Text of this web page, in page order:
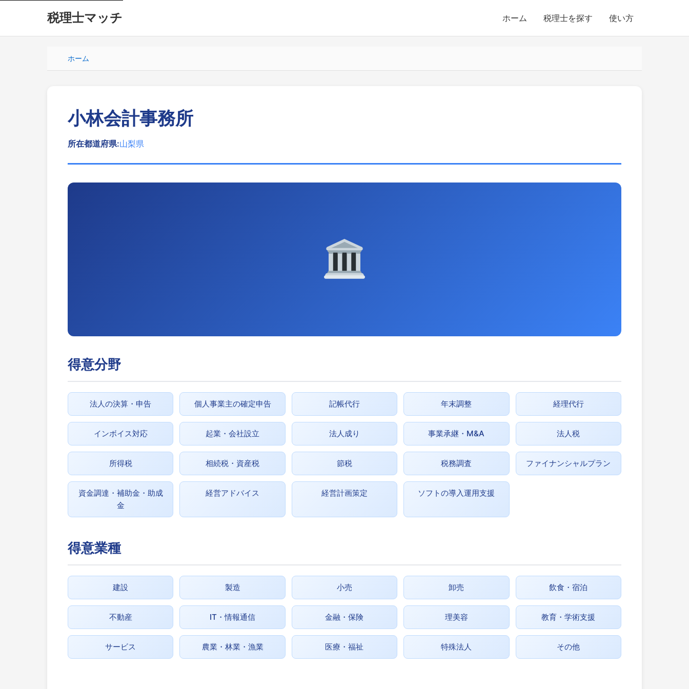
税理士マッチ ホーム 税理士を探す 使い方
ホーム
小林会計事務所
所在都道府県:山梨県
得意分野
法人の決算・申告 個人事業主の確定申告 記帳代行 年末調整 経理代行
インボイス対応 起業・会社設立 法人成り 事業承継・M&A 法人税
所得税 相続税・資産税 節税 税務調査 ファイナンシャルプラン
資金調達・補助金・助成
金
経営アドバイス 経営計画策定 ソフトの導入運用支援
得意業種
建設 製造 小売 卸売 飲食・宿泊
不動産 IT・情報通信 金融・保険 理美容 教育・学術支援
サービス 農業・林業・漁業 医療・福祉 特殊法人 その他